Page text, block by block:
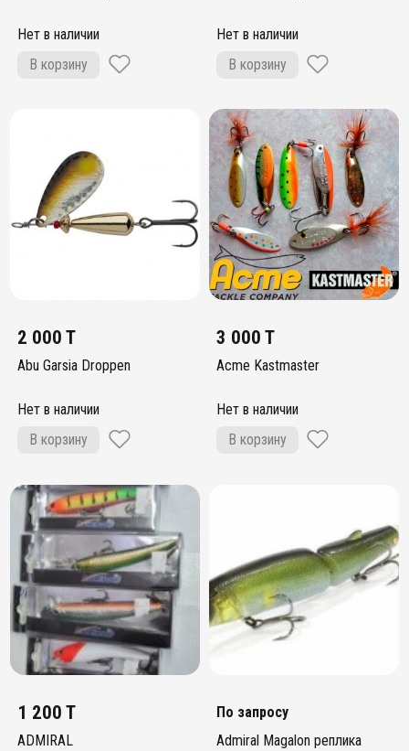
Нет в наличии
В корзину
Нет в наличии
В корзину
2 000 T
Abu Garsia Droppen
Нет в наличии
В корзину
3 000 T
Acme Kastmaster
Нет в наличии
В корзину
1 200 T
ADMIRAL
По запросу
Admiral Magalon реплика